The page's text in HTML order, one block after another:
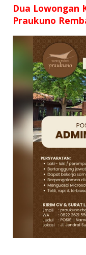
D3
SURAT LAMARAN
RIWAYAT HIDUP
Dua Lowongan
Praukuno